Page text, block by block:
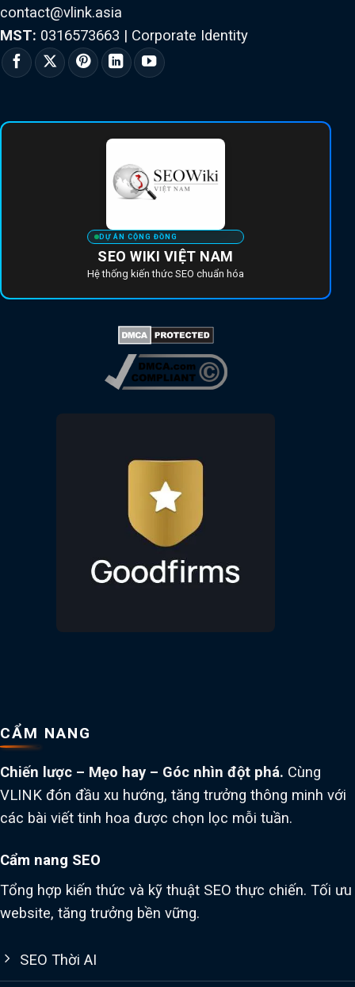
contact@vlink.asia
MST: 0316573663 | Corporate Identity
DỰ ÁN CỘNG ĐỒNG
SEO WIKI VIỆT NAM
Hệ thống kiến thức SEO chuẩn hóa
CẨM NANG
Chiến lược – Mẹo hay – Góc nhìn đột phá. Cùng
VLINK đón đầu xu hướng, tăng trưởng thông minh với
các bài viết tinh hoa được chọn lọc mỗi tuần.
Cẩm nang SEO
Tổng hợp kiến thức và kỹ thuật SEO thực chiến. Tối ưu
website, tăng trưởng bền vững.
SEO Thời AI